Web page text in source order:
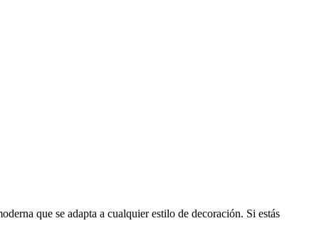
que se adapta a cualquier estilo de decoración. Si estás